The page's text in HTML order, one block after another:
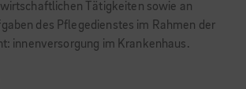
Tätigkeiten sowie an
des Pflegedienstes im Rahmen der
innenversorgung im Krankenhaus.